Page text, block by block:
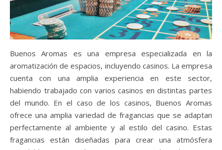
Buenos Aromas es una empresa especializada en la
aromatización de espacios, incluyendo casinos. La empresa
cuenta con una amplia experiencia en este sector,
habiendo trabajado con varios casinos en distintas partes
del mundo. En el caso de los casinos, Buenos Aromas
ofrece una amplia variedad de fragancias que se adaptan
perfectamente al ambiente y al estilo del casino. Estas
fragancias están diseñadas para crear una atmósfera